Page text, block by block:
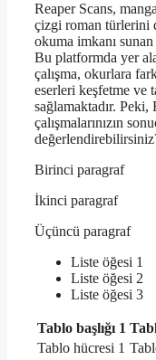
Reaper Scans,
çizgi roman türlerini
okuma imkanı
Bu platformda yer
çalışma, okurlara
eserleri keşfetme ve
sağlamaktadır. Peki,
çalışmalarınızın
Birinci paragraf
İkinci paragraf
Üçüncü paragraf
Liste öğesi 1
Liste öğesi 2
Liste öğesi 3
Tablo başlığı 1
Tablo hücresi 1